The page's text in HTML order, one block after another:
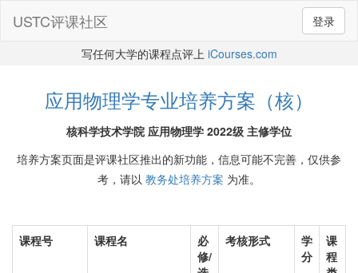
登录
USTC评课社区
写任何大学的课程点评上 iCourses.com
应用物理学专业培养方案（核）
核科学技术学院 应用物理学 2022级 主修学位
培养方案页面是评课社区推出的新功能，信息可能不完善，仅供参
考，请以 教务处培养方案 为准。
课程号 课程名
必
修/
考核形式
学
分
课
程